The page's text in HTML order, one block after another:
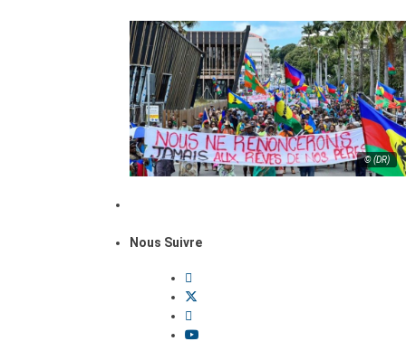
© (DR)
Nous Suivre